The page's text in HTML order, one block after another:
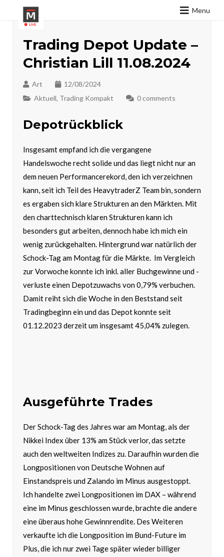
Menu
Trading Depot Update –
Christian Lill 11.08.2024
Art
12/08/2024
Aktuell, Trading Kompakt 0 comments
Depotrückblick
Insgesamt empfand ich die vergangene
Handelswoche recht solide und das liegt nicht nur an
dem neuen Performancerekord, den ich verzeichnen
kann, seit ich Teil des HeavytraderZ Team bin, sondern
es ergaben sich klare Strukturen an den Märkten. Mit
den charttechnisch klaren Strukturen kann ich
besonders gut arbeiten, dennoch habe ich mich ein
wenig zurückgehalten. Hintergrund war natürlich der
Schock-Tag am Montag für die Märkte. Im Vergleich
zur Vorwoche konnte ich inkl. aller Buchgewinne und -
verluste einen Depotzuwachs von 0,79% verbuchen.
Damit reiht sich die Woche in den Beststand seit
Tradingbeginn ein und das Depot konnte seit
01.12.2023 derzeit um insgesamt 45,04% zulegen.
Ausgeführte Trades
Der Schock-Tag des Jahres war am Montag, als der
Nikkei Index über 13% am Stück verlor, das setzte
auch den weltweiten Indizes zu. Daraufhin wurden die
Longpositionen von Deutsche Wohnen auf
Einstandspreis und Zalando im Minus ausgestoppt.
Ich handelte zwei Longpositionen im DAX – während
eine im Minus geschlossen wurde, brachte die andere
eine überaus hohe Gewinnrendite. Des Weiteren
verkaufte ich die Longposition im Bund-Future im
Plus, die ich nur zwei Tage später wieder billiger